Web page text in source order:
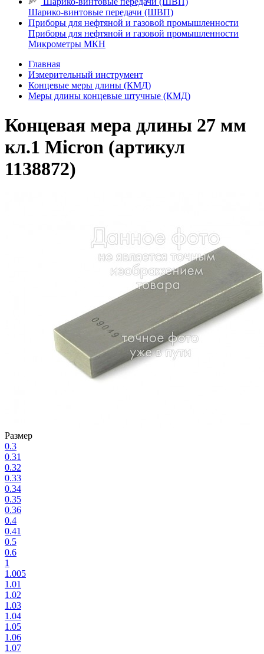
Шарико-винтовые передачи (ШВП)
Приборы для нефтяной и газовой промышленности
Приборы для нефтяной и газовой промышленности
Микрометры МКН
Главная
Измерительный инструмент
Концевые меры длины (КМД)
Меры длины концевые штучные (КМД)
Концевая мера длины 27 мм
кл.1 Micron (артикул
1138872)
Размер
0.3
0.31
0.32
0.33
0.34
0.35
0.36
0.4
0.41
0.5
0.6
1
1.005
1.01
1.02
1.03
1.04
1.05
1.06
1.07